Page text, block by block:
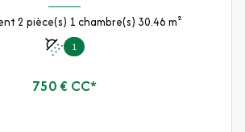
Appartement 2 pièce(s) 1 chambre(s) 30.46 m²
1
750 € CC*